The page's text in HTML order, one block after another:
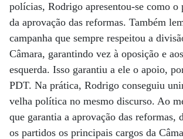
polícias, Rodrigo apresentou-se como
da aprovação das reformas. Também
campanha que sempre respeitou a
Câmara, garantindo vez à oposição e
esquerda. Isso garantiu a ele o apoio,
PDT. Na prática, Rodrigo conseguiu
velha política no mesmo discurso. Ao
que garantia a aprovação das reformas,
os partidos os principais cargos da